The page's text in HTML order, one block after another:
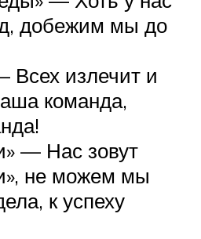
добежим мы до
Всех излечит и
команда,
— Нас зовут
не можем мы
к успеху